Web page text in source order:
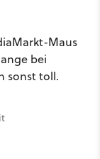
Maus
bei
sonst toll.